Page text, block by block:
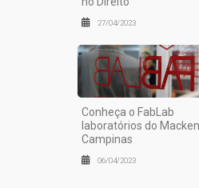
27/04/2023
Conheça o FabLab
laboratórios do
Campinas
06/04/2023